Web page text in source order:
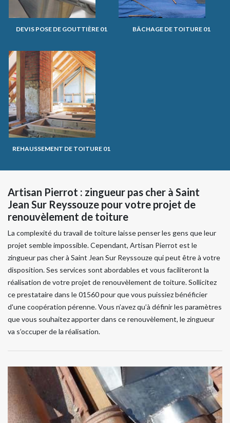
DEVIS POSE DE GOUTTIÈRE 01 BÂCHAGE DE TOITURE 01
REHAUSSEMENT DE TOITURE 01
Artisan Pierrot : zingueur pas cher à Saint
Jean Sur Reyssouze pour votre projet de
renouvèlement de toiture
La complexité du travail de toiture laisse penser les gens que leur
projet semble impossible. Cependant, Artisan Pierrot est le
zingueur pas cher à Saint Jean Sur Reyssouze qui peut être à votre
disposition. Ses services sont abordables et vous faciliteront la
réalisation de votre projet de renouvèlement de toiture. Sollicitez
ce prestataire dans le 01560 pour que vous puissiez bénéficier
d'une coopération pérenne. Vous n’avez qu’à définir les paramètres
que vous souhaitez apporter dans ce renouvèlement, le zingueur
va s’occuper de la réalisation.